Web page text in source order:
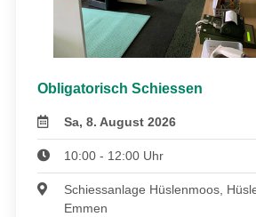
Obligatorisch Schiessen
Sa, 8. August 2026
10:00 - 12:00 Uhr
Schiessanlage Hüslenmoos,
Emmen